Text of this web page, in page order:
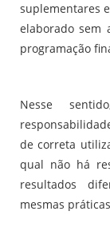
suplementares
elaborado sem
programação
Nesse
de correta
qual não há
resultados
mesmas